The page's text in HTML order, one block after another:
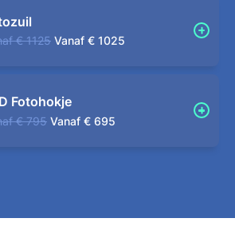
€ 1125 Vanaf € 1025
Fotohokje
€ 795 Vanaf € 695